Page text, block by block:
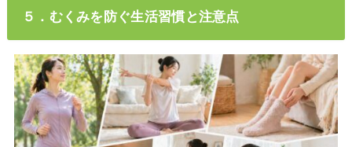
５．むくみを防ぐ生活習慣と注意点